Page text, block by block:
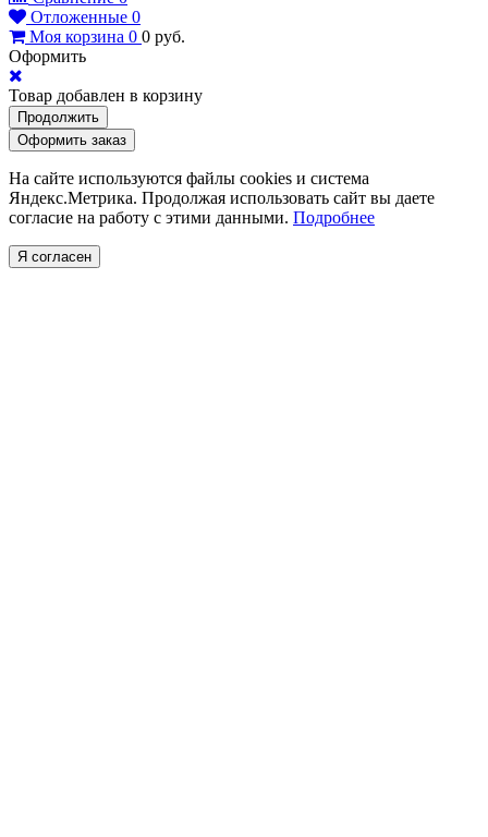
Отложенные 0
Моя корзина 0 0 руб.
Оформить
Товар добавлен в корзину
Продолжить
Оформить заказ
На сайте используются файлы cookies и система
Яндекс.Метрика. Продолжая использовать сайт вы даете
согласие на работу с этими данными. Подробнее
Я согласен